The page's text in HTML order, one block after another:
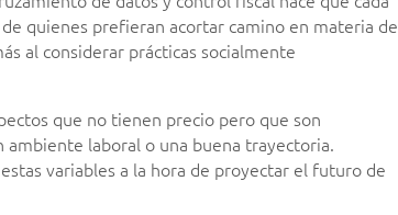
quienes prefieran acortar camino en materia de
al considerar prácticas socialmente
que no tienen precio pero que son
laboral o una buena trayectoria.
variables a la hora de proyectar el futuro de